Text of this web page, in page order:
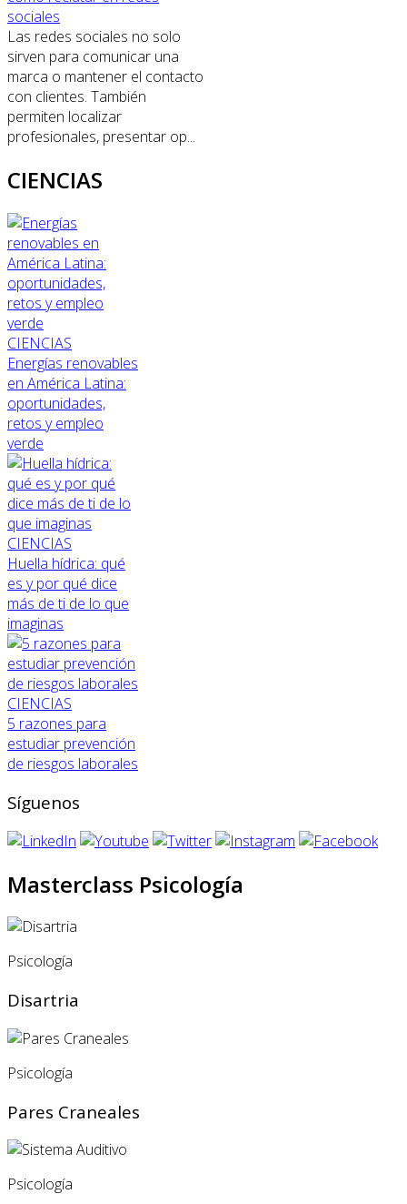
sociales
Las redes sociales no solo
sirven para comunicar una
marca o mantener el contacto
con clientes. También
permiten localizar
profesionales, presentar op...
CIENCIAS
CIENCIAS
Energías renovables
en América Latina:
oportunidades,
retos y empleo
verde
CIENCIAS
Huella hídrica: qué
es y por qué dice
más de ti de lo que
imaginas
CIENCIAS
5 razones para
estudiar prevención
de riesgos laborales
Síguenos
Masterclass Psicología
Psicología
Disartria
Psicología
Pares Craneales
Psicología